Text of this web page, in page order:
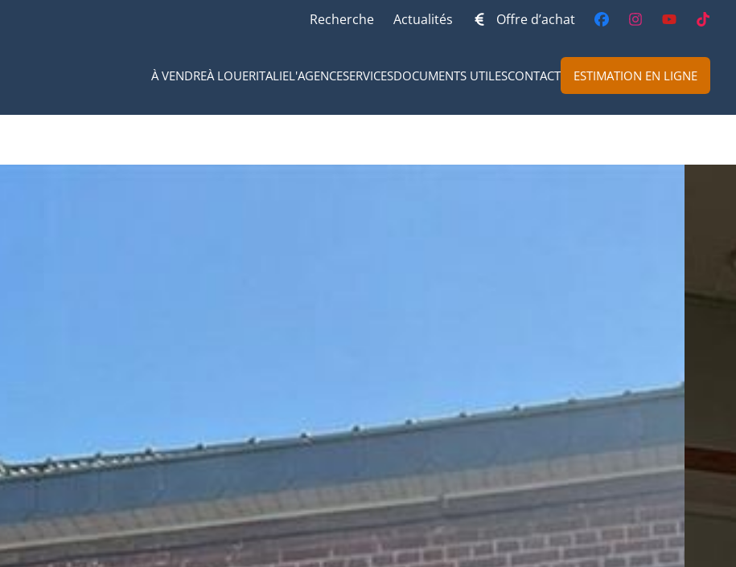
Recherche Actualités Offre d’achat
À VENDREÀ LOUERITALIEL'AGENCESERVICESDOCUMENTS UTILESCONTACT ESTIMATION EN LIGNE